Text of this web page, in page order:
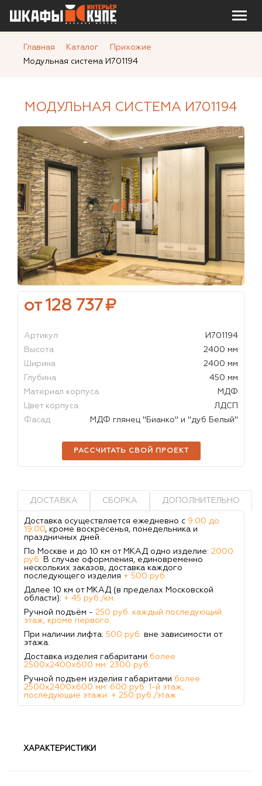
Главная Каталог
Прихожие
Модульная система И701194
МОДУЛЬНАЯ СИСТЕМА И701194
от 128 737₽
Артикул
И701194
Высота
2400 мм
Ширина
2400 мм
Глубина
450 мм
Материал корпуса
МДФ
Цвет корпуса
ЛДСП
Фасад
МДФ глянец "Бианко" и "дуб Белый"
РАССЧИТАТЬ СВОЙ ПРОЕКТ
ДОСТАВКА СБОРКА ДОПОЛНИТЕЛЬНО
Доставка осуществляется ежедневно с 9:00 до
19:00, кроме воскресенья, понедельника и
праздничных дней.
По Москве и до 10 км от МКАД одно изделие: 2000
руб.
В случае оформления, единовременно
нескольких заказов, доставка каждого
последующего изделия + 500 руб.
Далее 10 км от МКАД (в пределах Московской
области): + 45 руб./км.
Ручной подъём - 250 руб. каждый последующий
этаж, кроме первого.
При наличии лифта: 500 руб. вне зависимости от
этажа.
Доставка изделия габаритами более
2500х2400х600 мм: 2300 руб.
Ручной подъем изделия габаритами более
2500х2400х600 мм: 600 руб. 1-й этаж,
последующие этажи: + 250 руб./этаж
ХАРАКТЕРИСТИКИ